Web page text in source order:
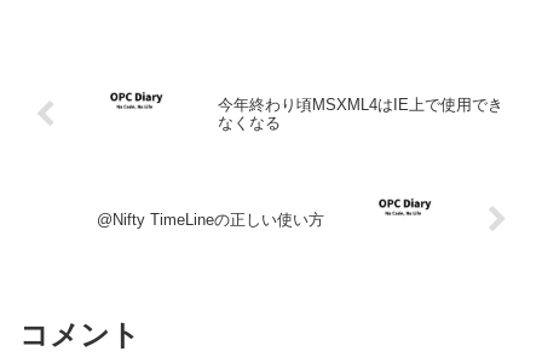
今年終わり頃MSXML4はIE上で使用でき
なくなる
@Nifty TimeLineの正しい使い方
コメント